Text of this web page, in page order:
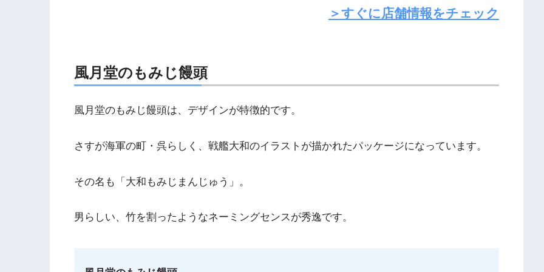
＞すぐに店舗情報をチェック
風月堂のもみじ饅頭
風月堂のもみじ饅頭は、デザインが特徴的です。
さすが海軍の町・呉らしく、戦艦大和のイラストが描かれたパッケージになっています。
その名も「大和もみじまんじゅう」。
男らしい、竹を割ったようなネーミングセンスが秀逸です。